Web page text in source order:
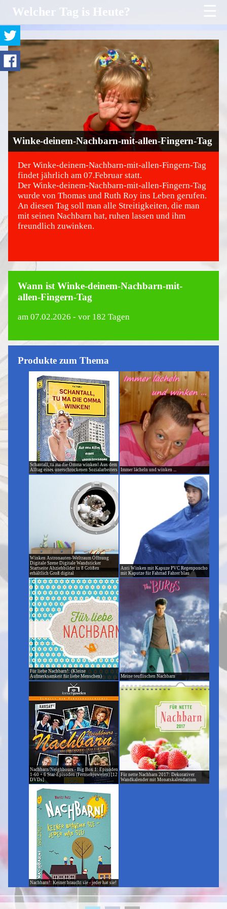
Welcher Tag is Heute? ☰
Winke-deinem-Nachbarn-mit-allen-Fingern-Tag
©
Der Winke-deinem-Nachbarn-mit-allen-Fingern-Tag
findet jährlich am 07.Februar statt.
Der Winke-deinem-Nachbarn-mit-allen-Fingern-Tag
wurde von Thomas und Ruth Roy ins Leben gerufen.
An diesen Tag soll man alle Streitigkeiten, die man
mit seinen Nachbarn hat, ruhen lassen und ihm
freundlich zuwinken.
Wann ist Winke-deinem-Nachbarn-mit-
allen-Fingern-Tag
am 07.02.2026 - vor 182 Tagen
Produkte zum Thema
Schantall, tu ma die Omma winken! Aus dem
Alltag eines unerschrockenen Sozialarbeiters
Immer lächeln und winken ...
Winken Astronauten-Weltraum Öffnung
Digitale Szene Digitale Wandsticker
Startseite Abziehbilder in 8 Größen
erhältlich Groß digital
Anti Winken mit Kapuze PVC Regenponcho
mit Kaputze für Fahrrad Fahrer blau
Für liebe Nachbarn!: (Kleine
Aufmerksamkeit für liebe Menschen)
Meine teuflischen Nachbarn
Nachbarn/Neighbours - Big Box 1: Episoden
1-60 + 6 Star-Episoden (Fernsehjuwelen) [12
DVDs]
Für nette Nachbarn 2017: Dekorativer
Wandkalender mit Monatskalendarium
Nachbarn!: Keiner braucht sie - jeder hat sie!